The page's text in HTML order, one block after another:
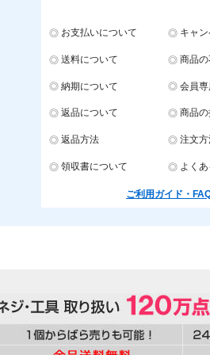
お支払いについて キャ
送料について 商品
納期について 会員
返品について 商品
返品方法 注文
領収書について よく
ご利用ガイド・